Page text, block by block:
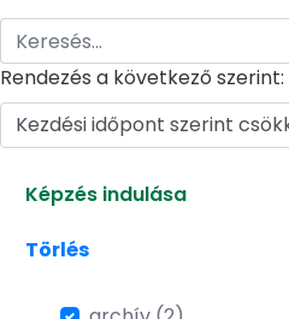
Rendezés a következő szerint:
Kezdési időpont szerint
Képzés indulása
Törlés